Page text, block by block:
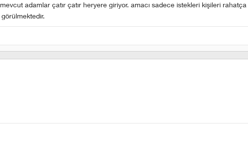
mevcut adamlar çatır çatır heryere giriyor. amacı sadece istekleri kişileri